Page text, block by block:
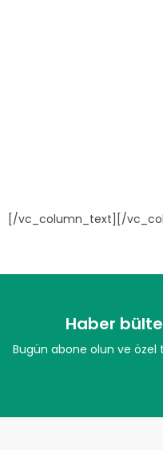
[/vc_column_text][/
Haber
Bugün abone olun ve özel